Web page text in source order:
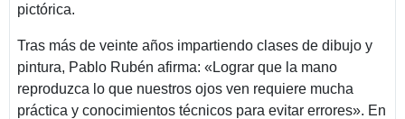
pictórica.
Tras más de veinte años impartiendo clases de dibujo y
pintura, Pablo Rubén afirma: «Lograr que la mano
reproduzca lo que nuestros ojos ven requiere mucha
práctica y conocimientos técnicos para evitar errores». En